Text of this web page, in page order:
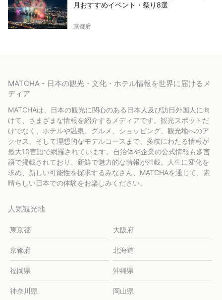
月おすすめイベント・祭り8選
京都府
MATCHA - 日本の観光・文化・ホテル情報を世界に届けるメ
ディア
MATCHAは、日本の観光に関心のある日本人及び訪日外国人に向
けて、さまざまな情報を紹介するメディアです。観光スポットだ
けでなく、ホテルや温泉、グルメ、ショッピング、観光地へのア
クセス、そして理想的なモデルコースまで、多岐にわたる情報が
最大10言語で網羅されています。自治体や企業の公式情報も多言
語で掲載されており、新鮮で魅力的な情報が満載。人生に変化を
求め、新しい可能性を探求するみなさん、MATCHAを通じて、素
晴らしい日本での体験をお楽しみください。
人気観光地
東京都 大阪府
京都府 北海道
福岡県 沖縄県
神奈川県 岡山県